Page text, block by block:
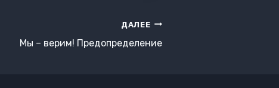
ДАЛЕЕ
Мы – верим! Предопределение